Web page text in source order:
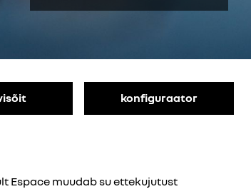
konfiguraator
Espace muudab su ettekujutust